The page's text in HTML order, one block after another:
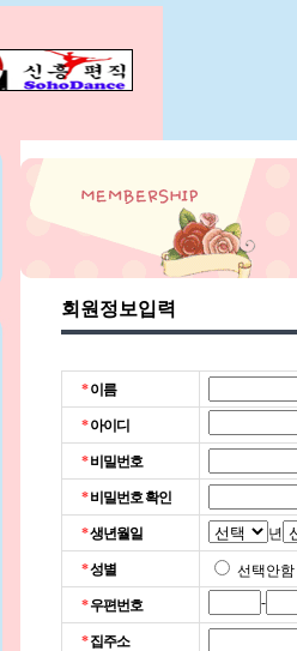
회원정보입력
*이름
*아이디
*비밀번호
*비밀번호 확인
*생년월일 년
*성별 선택안함
*우편번호 -
*집주소